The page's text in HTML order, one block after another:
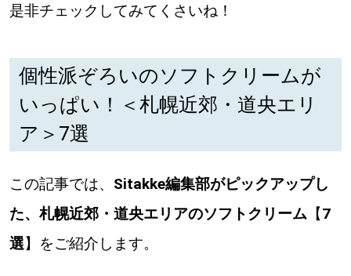
パートナーメディア Sitakkeパートナー
プライバシーポリシー
是非チェックしてみてくさいね！
個性派ぞろいのソフトクリームが
いっぱい！＜札幌近郊・道央エリ
ア＞7選
この記事では、 Sitakke編集部がピックアップし
た、札幌近郊・道央エリアのソフトクリーム【7
選】をご紹介します。